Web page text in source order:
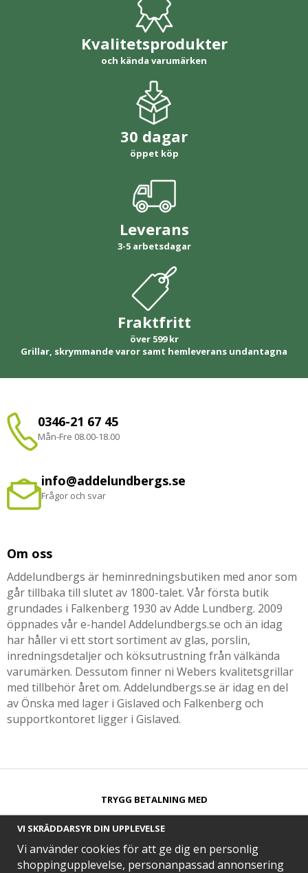
Kvalitetsprodukter
och kända varumärken
30 dagar
öppet köp
Leverans
3-5 arbetsdagar
Fraktfritt
över 599 kr
Grillar, skrymmande varor samt hemleverans undantagna
0346-21 67 45
Mån-Fre 08.00-18.00
info@addelundbergs.se
Frågor och svar
Om oss
Addelundbergs är heminredningsbutiken med anor som
går tillbaka till slutet av 1800-talet. Vår första butik
grundades i Falkenberg 1930 av Adde Lundberg. 2009
öppnades vår e-handel Addelundbergs.se och än idag
har håller vi ett stort sortiment av glas, porslin,
inredningsdetaljer och köksutrustning från välkända
varumärken. Dessutom finner ni Webers kvalitetsgrillar
med tillbehör året om. Addelundbergs.se är idag en del
av Önska med lager i Gislaved och Falkenberg och
supportkontoret ligger i Gislaved.
TRYGG BETALNING MED​
VI SKRÄDDARSYR DIN UPPLEVELSE
Vi använder cookies för att ge dig en personlig
shoppingupplevelse, personanpassad annonsering